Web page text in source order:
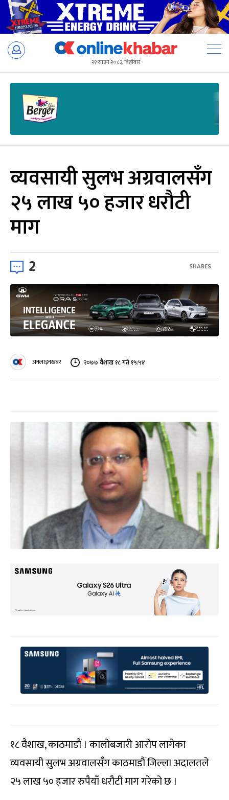
Skip
२१ साउन २०८३, बिहीबार
व्यवसायी सुलभ अग्रवालसँग
२५ लाख ५० हजार धरौटी
माग
2 SHARES
अनलाइनखबर २०७७ वैशाख १८ गते १५:५४
१८ वैशाख, काठमाडौं । कालोबजारी आरोप लागेका
व्यवसायी सुलभ अग्रवालसँग काठमाडौं जिल्ला अदालतले
२५ लाख ५० हजार रुपैयाँ धरौटी माग गरेको छ ।